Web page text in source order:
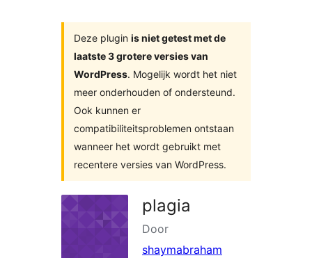
Deze plugin is niet getest met de
laatste 3 grotere versies van
WordPress. Mogelijk wordt het niet
meer onderhouden of ondersteund.
Ook kunnen er
compatibiliteitsproblemen ontstaan
wanneer het wordt gebruikt met
recentere versies van WordPress.
plagia
Door
shaymabraham